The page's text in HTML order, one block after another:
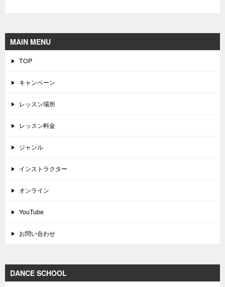
MAIN MENU
TOP
キャンペーン
レッスン場所
レッスン料金
ジャンル
インストラクター
オンライン
YouTube
お問い合わせ
DANCE SCHOOL